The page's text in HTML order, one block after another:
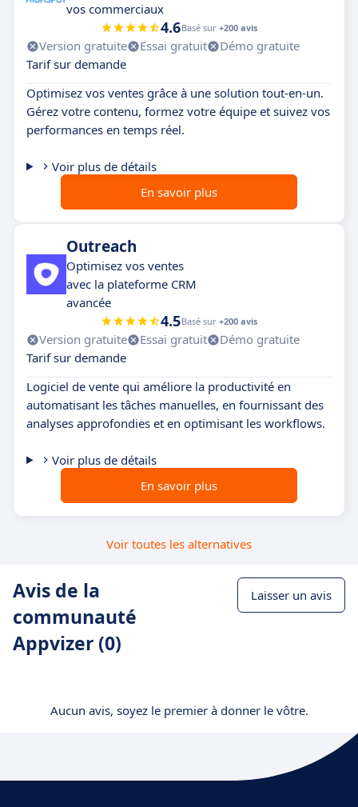
vos commerciaux
4.6Basé sur +200 avis
Version gratuite Essai gratuit
Démo gratuite
Tarif sur demande
Optimisez vos ventes grâce à une solution tout-en-un.
Gérez votre contenu, formez votre équipe et suivez vos
performances en temps réel.
Voir plus de détails
En savoir plus
Outreach
Optimisez vos ventes
avec la plateforme CRM
avancée
4.5Basé sur +200 avis
Version gratuite Essai gratuit
Démo gratuite
Tarif sur demande
Logiciel de vente qui améliore la productivité en
automatisant les tâches manuelles, en fournissant des
analyses approfondies et en optimisant les workflows.
Voir plus de détails
En savoir plus
Voir toutes les alternatives
Avis de la
communauté
Appvizer (0)
Laisser un avis
Aucun avis, soyez le premier à donner le vôtre.